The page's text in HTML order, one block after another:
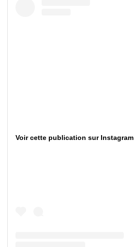
Voir cette publication sur Instagram